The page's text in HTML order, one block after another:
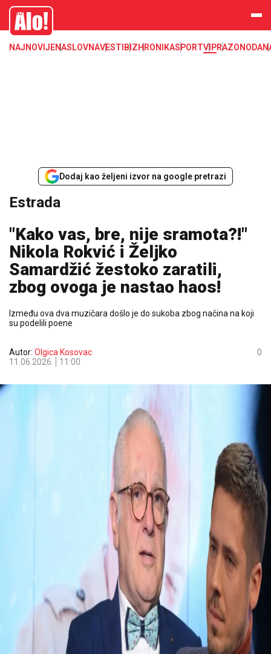
Estrada, poznati, VIP
Alo
NAJNOVIJENASLOVNAVESTI BIZHRONIKASPORTVIPRAZONODA
Dodaj kao željeni izvor na google pretrazi
Estrada
"Kako vas, bre, nije sramota?!"
Nikola Rokvić i Željko
Samardžić žestoko zaratili,
zbog ovoga je nastao haos!
Između ova dva muzičara došlo je do sukoba zbog načina na koji
su podelili poene
Autor: Olgica Kosovac
11.06.2026.
11:00
0